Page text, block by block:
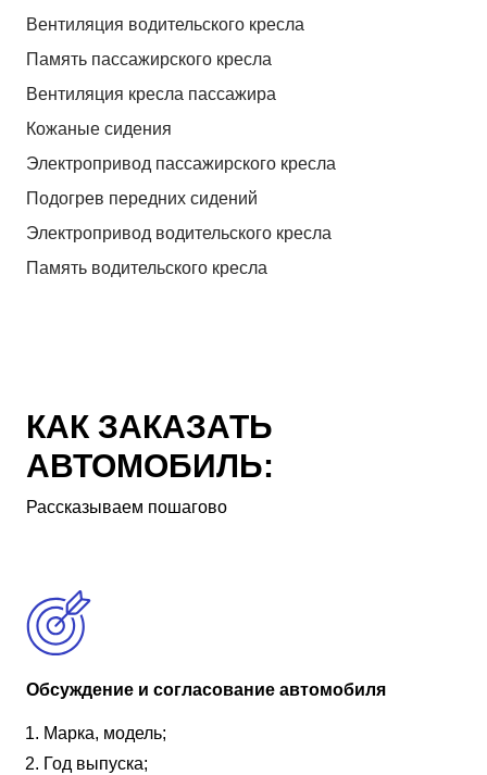
Вентиляция водительского кресла
Память пассажирского кресла
Вентиляция кресла пассажира
Кожаные сидения
Электропривод пассажирского кресла
Подогрев передних сидений
Электропривод водительского кресла
Память водительского кресла
КАК ЗАКАЗАТЬ
АВТОМОБИЛЬ:
Рассказываем пошагово
Обсуждение и согласование автомобиля
Марка, модель;
Год выпуска;